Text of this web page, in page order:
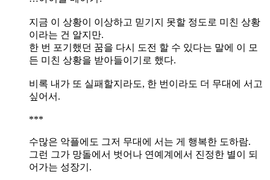
지금 이 상황이 이상하고 믿기지 못할 정도로 미친 상황
이라는 건 알지만.
한 번 포기했던 꿈을 다시 도전 할 수 있다는 말에 이 모
든 미친 상황을 받아들이기로 했다.
비록 내가 또 실패할지라도, 한 번이라도 더 무대에 서고
싶어서.
***
수많은 악플에도 그저 무대에 서는 게 행복한 도하람.
그런 그가 망돌에서 벗어나 연예계에서 진정한 별이 되
어가는 성장기.